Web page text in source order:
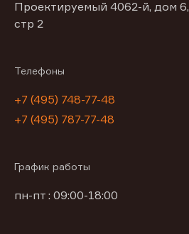
Проектируемый 4062-й, дом 6,
стр 2
Телефоны
+7 (495) 748-77-48
+7 (495) 787-77-48
График работы
пн-пт : 09:00-18:00